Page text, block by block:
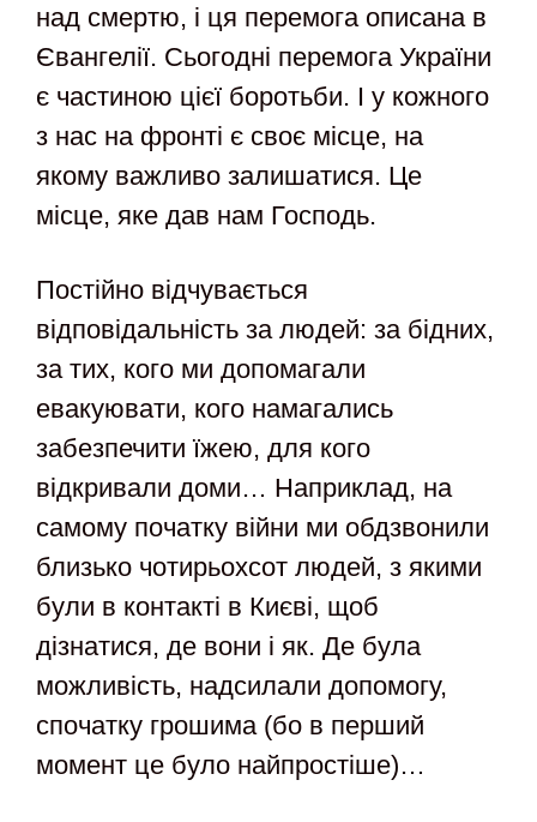
над смертю, і ця перемога описана в
Євангелії. Сьогодні перемога України
є частиною цієї боротьби. І у кожного
з нас на фронті є своє місце, на
якому важливо залишатися. Це
місце, яке дав нам Господь.
Постійно відчувається
відповідальність за людей: за бідних,
за тих, кого ми допомагали
евакуювати, кого намагались
забезпечити їжею, для кого
відкривали доми… Наприклад, на
самому початку війни ми обдзвонили
близько чотирьохсот людей, з якими
були в контакті в Києві, щоб
дізнатися, де вони і як. Де була
можливість, надсилали допомогу,
спочатку грошима (бо в перший
момент це було найпростіше)…